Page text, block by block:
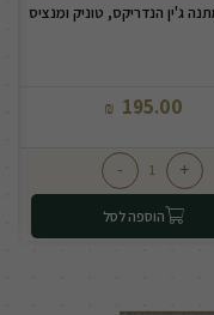
ג'ין הנדריקס, טוניק ומנציס
195.00
₪
+
-
הוספה לסל